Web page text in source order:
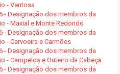
- Ventosa
- Designação dos membros da
- Maxial e Monte Redondo
- Designação dos membros da
- Carvoeira e Carmões
- Designação dos membros da
- Campelos e Outeiro da Cabeça
- Designação dos membros da